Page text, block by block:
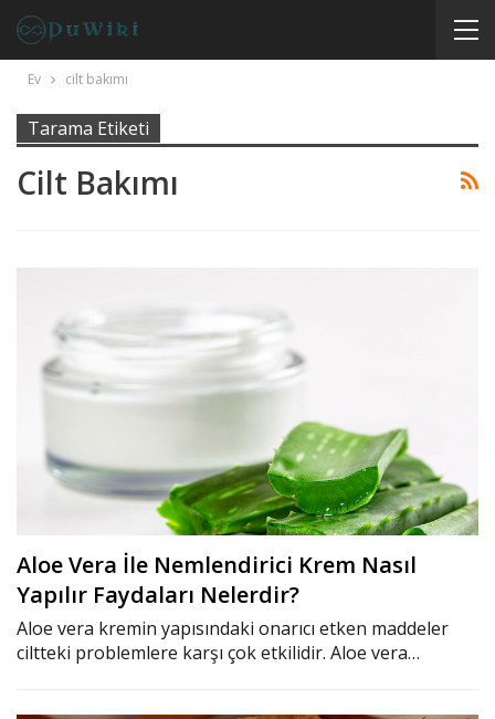
Ev cilt bakımı
Tarama Etiketi
Cilt Bakımı
Aloe Vera İle Nemlendirici Krem Nasıl
Yapılır Faydaları Nelerdir?
Aloe vera kremin yapısındaki onarıcı etken maddeler
ciltteki problemlere karşı çok etkilidir. Aloe vera…